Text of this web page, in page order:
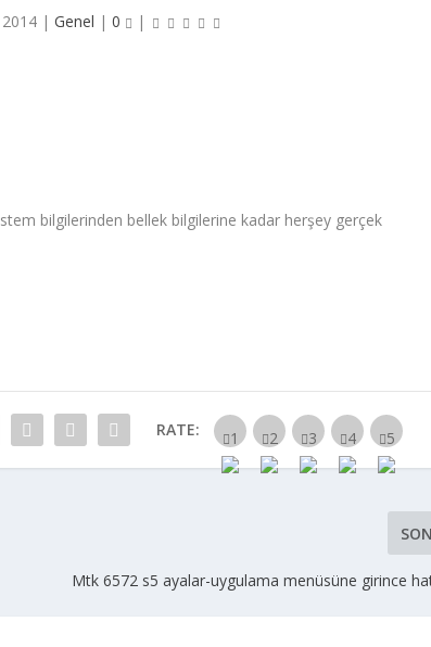
2014 |Genel |0 |
bilgilerinden bellek bilgilerine kadar herşey gerçek
RATE:
Mtk 6572 s5 ayalar-uygulama menüsüne girince